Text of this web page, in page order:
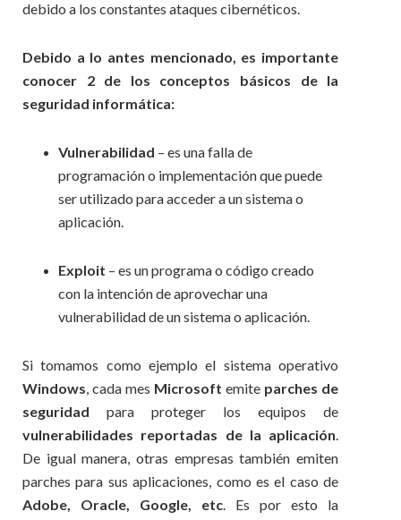
debido a los constantes ataques cibernéticos.
Debido a lo antes mencionado, es importante
conocer 2 de los conceptos básicos de la
seguridad informática:
Vulnerabilidad – es una falla de
programación o implementación que puede
ser utilizado para acceder a un sistema o
aplicación.
Exploit – es un programa o código creado
con la intención de aprovechar una
vulnerabilidad de un sistema o aplicación.
Si tomamos como ejemplo el sistema operativo
Windows , cada mes Microsoftemite parches de
seguridad para proteger los equipos de
vulnerabilidades reportadas de la aplicación
De igual manera, otras empresas también emiten
parches para sus aplicaciones, como es el caso de
Adobe, Oracle, Google, etc . Es por esto la